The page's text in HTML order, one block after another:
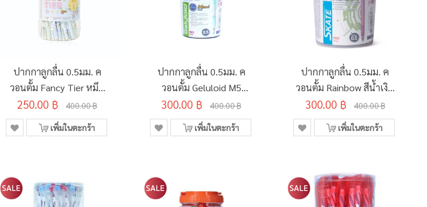
ปากกาลูกลื่น 0.5มม. ค
วอนตั้ม Fancy Tier หมึก
สีน้ำเงิน ด้ามคละสี
(50ด้าม/กระบอก)
250.00 ฿ 400.00 ฿
เพิ่มในตะกร้า
ปากกาลูกลื่น 0.5มม. ค
วอนตั้ม Geluloid M5
Maxx สีน้ำเงิน คละสี
(50ด้าม/กระบอก)
300.00 ฿ 400.00 ฿
เพิ่มในตะกร้า
ปากกาลูกลื่น 0.5มม. ค
วอนตั้ม Rainbow สีน้ำเงิน
ด้ามคละสี (50ด้าม/
กระบอก)
300.00 ฿ 400.00 ฿
เพิ่มในตะกร้า